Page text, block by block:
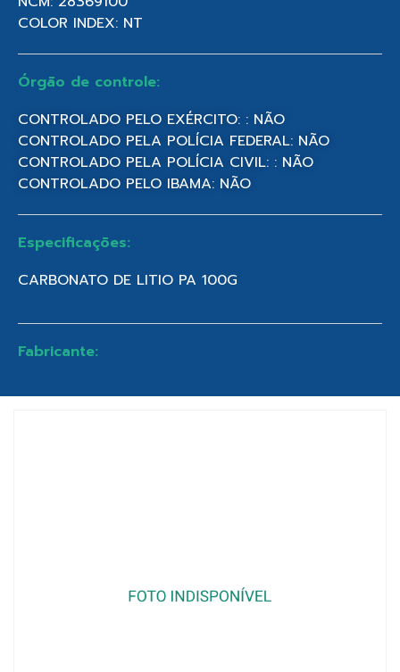
COLOR INDEX: NT
Órgão de controle:
CONTROLADO PELO EXÉRCITO: : NÃO
CONTROLADO PELA POLÍCIA FEDERAL: NÃO
CONTROLADO PELA POLÍCIA CIVIL: : NÃO
CONTROLADO PELO IBAMA: NÃO
Especificações:
CARBONATO DE LITIO PA 100G
Fabricante: